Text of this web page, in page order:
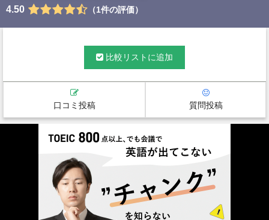
4.50
1件の評価
比較リストに追加
口コミ投稿 質問投稿